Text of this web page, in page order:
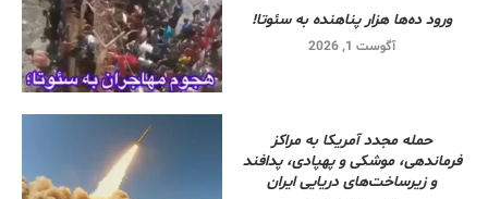
ورود ده‌ها هزار پناهنده به سئوتا!
آگوست 1, 2026
حمله مجدد آمریکا به مراکز
فرماندهی، موشکی و پهپادی، پدافند
و زیرساخت‌های دریایی ایران